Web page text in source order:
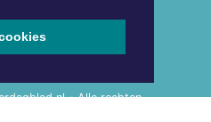
- Alle rechten